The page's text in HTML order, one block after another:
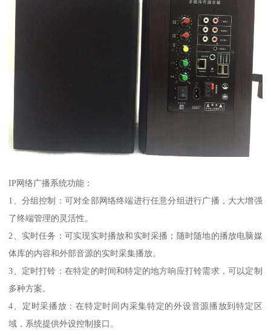
IP网络广播系统功能：
1、分组控制：可对全部网络终端进行任意分组进行广播，大大增强
了终端管理的灵活性。
2、实时任务：可实现实时播放和实时采播；随时随地的播放电脑媒
体库的内容和外部音源的实时采集播放。
3、定时打铃：在特定的时间和特定的地方响应打铃需求，可以定制
多种方案。
4、定时采播放：在特定时间内采集特定的外设音源播放到特定区
域，系统提供外设控制接口。